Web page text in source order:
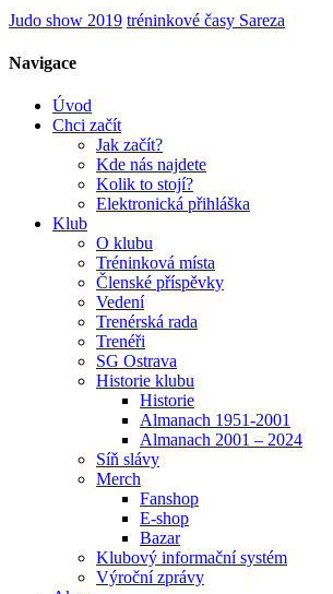
Judo show 2019 tréninkové časy Sareza
Navigace
Úvod
Chci začít
Jak začít?
Kde nás najdete
Kolik to stojí?
Elektronická přihláška
Klub
O klubu
Tréninková místa
Členské příspěvky
Vedení
Trenérská rada
Trenéři
SG Ostrava
Historie klubu
Historie
Almanach 1951-2001
Almanach 2001 – 2024
Síň slávy
Merch
Fanshop
E-shop
Bazar
Klubový informační systém
Výroční zprávy